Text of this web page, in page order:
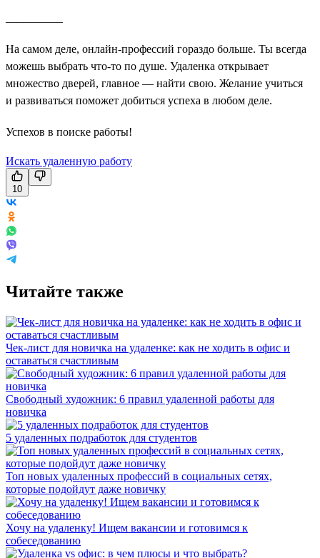
На самом деле, онлайн-профессий гораздо больше. Ты всегда
можешь выбрать что-то по душе. Удаленка открывает
множество дверей, главное — найти свою. Желание учиться
и развиваться поможет добиться успеха в любом деле.
Успехов в поиске работы!
Искать удаленную работу
10
Читайте также
Чек-лист для новичка на удаленке: как не ходить в офис и
оставаться счастливым
Свободный художник: 6 правил удаленной работы для
новичка
5 удаленных подработок для студентов
Топ новых удаленных профессий в социальных сетях,
которые подойдут даже новичку
Хочу на удаленку! Ищем вакансии и готовимся к
собеседованию